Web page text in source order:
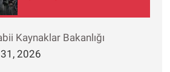
Kaynaklar Bakanlığı
2026